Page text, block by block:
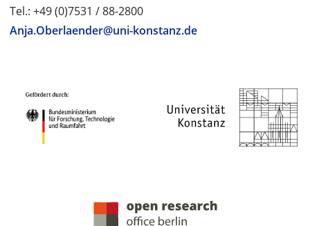
Tel.: +49 (0)7531 / 88-2800
Anja.Oberlaender@uni-konstanz.de